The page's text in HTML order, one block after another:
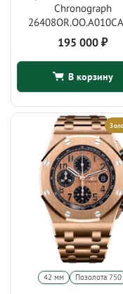
Chronograph
195 000 ₽
В корзину
42 мм Позолота 750